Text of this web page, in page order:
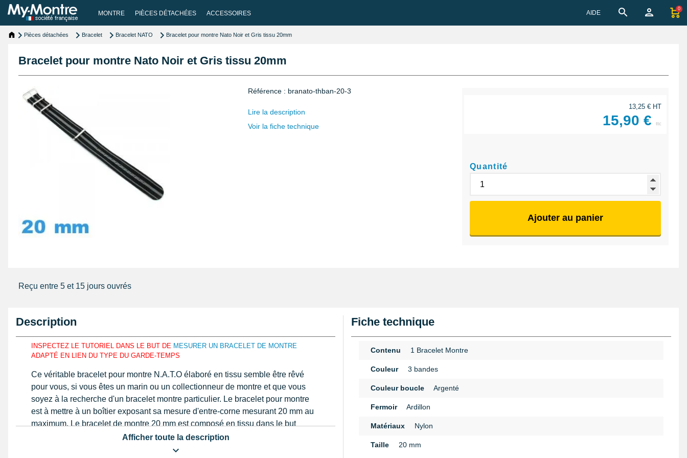
MONTRE PIÈCES DÉTACHÉES ACCESSOIRES AIDE
0
Pièces détachées Bracelet Bracelet NATO Bracelet pour montre Nato Noir et Gris tissu 20mm
Bracelet pour montre Nato Noir et Gris tissu 20mm
Référence : branato-thban-20-3
Lire la description
Voir la fiche technique
13,25 € HT
15,90 € ttc
Quantité
Ajouter au panier
Reçu entre 5 et 15 jours ouvrés
Description
INSPECTEZ LE TUTORIEL DANS LE BUT DE MESURER UN BRACELET DE MONTRE
ADAPTÉ EN LIEN DU TYPE DU GARDE-TEMPS
Ce véritable bracelet pour montre N.A.T.O élaboré en tissu semble être rêvé
pour vous, si vous êtes un marin ou un collectionneur de montre et que vous
soyez à la recherche d'un bracelet montre particulier. Le bracelet pour montre
est à mettre à un boîtier exposant sa mesure d'entre-corne mesurant 20 mm au
maximum. Le bracelet de montre 20 mm est composé en tissu dans le but
d'épouser les courbes de votre poignet. Prenez la longueur exacte de votre
bracelet que vous entreprenez de réparer tel que notre tutoriel sur My-Montre
Afficher toute la description
Fiche technique
Contenu 1 Bracelet Montre
Couleur 3 bandes
Couleur boucle Argenté
Fermoir Ardillon
Matériaux Nylon
Taille 20 mm